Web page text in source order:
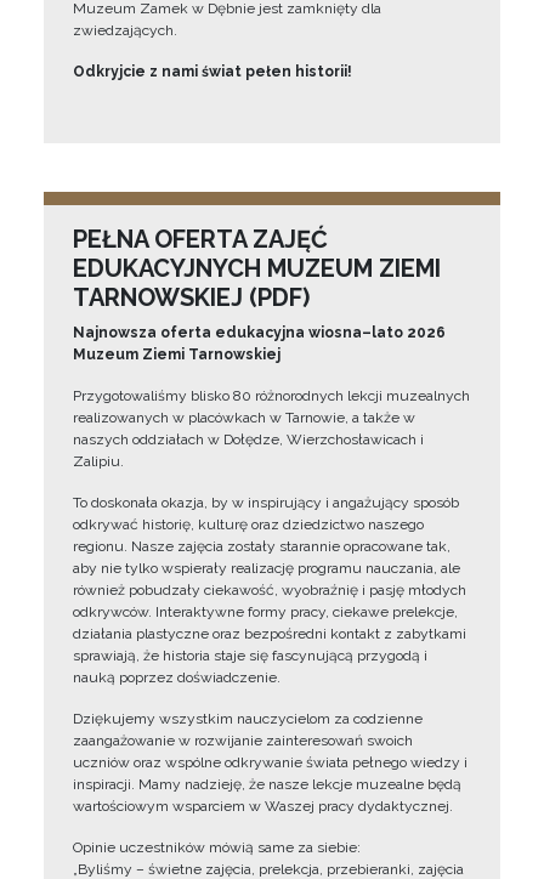
Muzeum Zamek w Dębnie jest zamknięty dla
zwiedzających.
Odkryjcie z nami świat pełen historii!
PEŁNA OFERTA ZAJĘĆ
EDUKACYJNYCH MUZEUM ZIEMI
TARNOWSKIEJ (PDF)
Najnowsza oferta edukacyjna wiosna–lato 2026
Muzeum Ziemi Tarnowskiej
Przygotowaliśmy blisko 80 różnorodnych lekcji muzealnych
realizowanych w placówkach w Tarnowie, a także w
naszych oddziałach w Dołędze, Wierzchosławicach i
Zalipiu.
To doskonała okazja, by w inspirujący i angażujący sposób
odkrywać historię, kulturę oraz dziedzictwo naszego
regionu. Nasze zajęcia zostały starannie opracowane tak,
aby nie tylko wspierały realizację programu nauczania, ale
również pobudzały ciekawość, wyobraźnię i pasję młodych
odkrywców. Interaktywne formy pracy, ciekawe prelekcje,
działania plastyczne oraz bezpośredni kontakt z zabytkami
sprawiają, że historia staje się fascynującą przygodą i
nauką poprzez doświadczenie.
Dziękujemy wszystkim nauczycielom za codzienne
zaangażowanie w rozwijanie zainteresowań swoich
uczniów oraz wspólne odkrywanie świata pełnego wiedzy i
inspiracji. Mamy nadzieję, że nasze lekcje muzealne będą
wartościowym wsparciem w Waszej pracy dydaktycznej.
Opinie uczestników mówią same za siebie:
„Byliśmy – świetne zajęcia, prelekcja, przebieranki, zajęcia